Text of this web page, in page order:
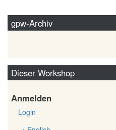
gpw-Archiv
Dieser Workshop
Anmelden
Login